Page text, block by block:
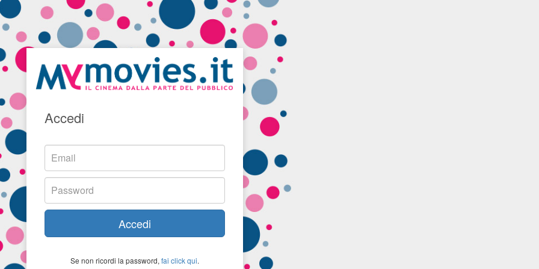
Accedi
Accedi
Se non ricordi la password, fai click qui.